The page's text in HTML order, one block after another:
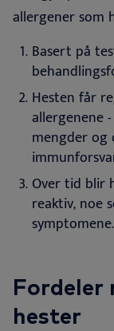
allergener som
Basert på
Hesten får
allergenene
mengder og
Over tid blir
reaktiv, noe
symptomene.
Fordeler
hester